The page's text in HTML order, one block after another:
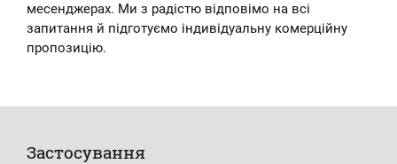
месенджерах. Ми з радістю відповімо на всі
запитання й підготуємо індивідуальну комерційну
пропозицію.
Застосування